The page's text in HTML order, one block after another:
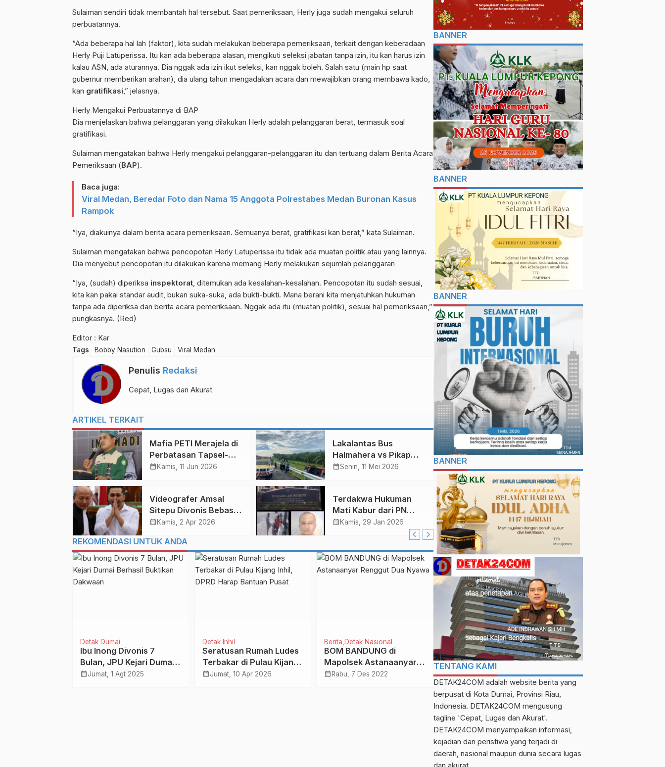
Sulaiman sendiri tidak membantah hal tersebut. Saat pemeriksaan, Herly juga sudah mengakui seluruh
perbuatannya.
“Ada beberapa hal lah (faktor), kita sudah melakukan beberapa pemeriksaan, terkait dengan keberadaan
Herly Puji Latuperissa. Itu kan ada beberapa alasan, mengikuti seleksi jabatan tanpa izin, itu kan harus izin
kalau ASN, ada aturannya. Dia nggak ada izin ikut seleksi, kan nggak boleh. Salah satu (main hp saat
gubernur memberikan arahan), dia ulang tahun mengadakan acara dan mewajibkan orang membawa kado,
kan gratifikasi,” jelasnya.
Herly Mengakui Perbuatannya di BAP
Dia menjelaskan bahwa pelanggaran yang dilakukan Herly adalah pelanggaran berat, termasuk soal
gratifikasi.
Sulaiman mengatakan bahwa Herly mengakui pelanggaran-pelanggaran itu dan tertuang dalam Berita Acara
Pemeriksaan (BAP).
Baca juga:
Viral Medan, Beredar Foto dan Nama 15 Anggota Polrestabes Medan Buronan Kasus
Rampok
“Iya, diakuinya dalam berita acara pemeriksaan. Semuanya berat, gratifikasi kan berat,” kata Sulaiman.
Sulaiman mengatakan bahwa pencopotan Herly Latuperissa itu tidak ada muatan politik atau yang lainnya.
Dia menyebut pencopotan itu dilakukan karena memang Herly melakukan sejumlah pelanggaran
“Iya, (sudah) diperiksa inspektorat, ditemukan ada kesalahan-kesalahan. Pencopotan itu sudah sesuai,
kita kan pakai standar audit, bukan suka-suka, ada bukti-bukti. Mana berani kita menjatuhkan hukuman
tanpa ada diperiksa dan berita acara pemeriksaan. Nggak ada itu (muatan politik), sesuai hal pemeriksaan,”
pungkasnya. (Red)
Editor : Kar
Tags Bobby Nasution Gubsu Viral Medan
Penulis Redaksi
Cepat, Lugas dan Akurat
ARTIKEL TERKAIT
Mafia PETI Merajela di
Perbatasan Tapsel-
Madina, Mahasiswa
calendar_month Kamis, 11 Jun 2026
Lakalantas Bus
Halmahera vs Pikap
Ayam di Tol Medan,
Warga Dumai
calendar_monthSenin, 11 Mei 2026
Videografer Amsal
Sitepu Divonis Bebas,
Ini Alasan Hakim!
calendar_month Kamis, 2 Apr 2026
Terdakwa Hukuman
Mati Kabur dari PN
Lubuk Pakam, Ini
calendar_month Kamis, 29 Jan 2026
REKOMENDASI UNTUK ANDA
Detak Dumai
Ibu Inong Divonis 7
Bulan, JPU Kejari Dumai
Berhasil Buktikan
calendar_monthJumat, 1 Agt 2025
Detak Inhil
Seratusan Rumah Ludes
Terbakar di Pulau Kijang
Inhil, DPRD Harap
calendar_monthJumat, 10 Apr 2026
Berita Detak Nasional
BOM BANDUNG di
Mapolsek Astanaanyar
Renggut Dua Nyawa
calendar_monthRabu, 7 Des 2022
Berita Olahraga
Mykhaylo Mudryk
Momok Bagi 4 Pemain
Arsenal
calendar_monthRabu, 11 Jan 2023
Advertorial
KPU Meranti Lantik 45
Anggota PPK Pilkada
2024: Jaga Netralitas
dan Integritas!
calendar_monthKamis, 16 Mei 2024
BANNER
BANNER
BANNER
BANNER
TENTANG KAMI
DETAK24COM adalah website berita yang
berpusat di Kota Dumai, Provinsi Riau,
Indonesia. DETAK24COM mengusung
tagline 'Cepat, Lugas dan Akurat'.
DETAK24COM menyampaikan informasi,
kejadian dan peristiwa yang terjadi di
daerah, nasional maupun dunia secara lugas
dan akurat.